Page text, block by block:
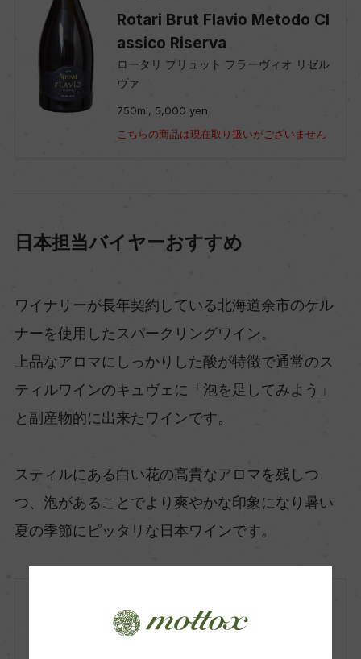
Rotari Brut Flavio Metodo Cl
assico Riserva
ロータリ ブリュット フラーヴィオ リゼル
ヴァ
750ml, 5,000 yen
こちらの商品は現在取り扱いがございません
日本担当バイヤーおすすめ
ワイナリーが長年契約している北海道余市のケル
ナーを使用したスパークリングワイン。
上品なアロマにしっかりした酸が特徴で通常のス
ティルワインのキュヴェに「泡を足してみよう」
と副産物的に出来たワインです。
スティルにある白い花の高貴なアロマを残しつ
つ、泡があることでより爽やかな印象になり暑い
夏の季節にピッタリな日本ワインです。
白